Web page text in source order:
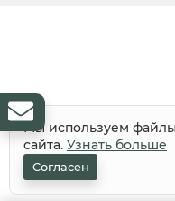
Мы используем
сайта. Узнать больше
Согласен